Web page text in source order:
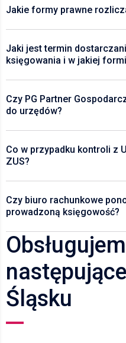
Jakie formy prawne
Jaki jest termin
księgowania i w jakiej
Czy PG Partner
do urzędów?
Co w przypadku kontroli z
ZUS?
Czy biuro rachunkowe
prowadzoną księgowość?
Śląsku